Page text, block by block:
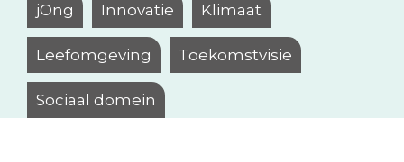
jOng Innovatie Klimaat
Leefomgeving Toekomstvisie
Sociaal domein